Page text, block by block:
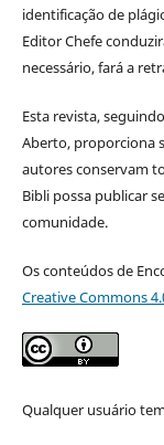
identificação de
Editor Chefe
necessário, fará a
Esta revista,
Aberto, proporciona
autores conservam
Bibli possa publicar
comunidade.
Os conteúdos de
Creative Commons
Qualquer usuário